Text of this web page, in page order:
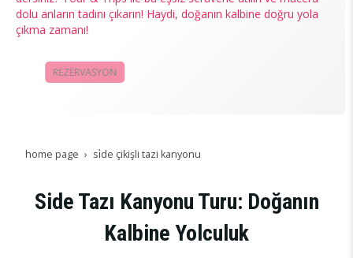
dolu anların tadını çıkarın! Haydi, doğanın kalbine doğru yola
çıkma zamanı!
REZERVASYON
home page si̇de çikişli tazi kanyonu
Side Tazı Kanyonu Turu: Doğanın
Kalbine Yolculuk